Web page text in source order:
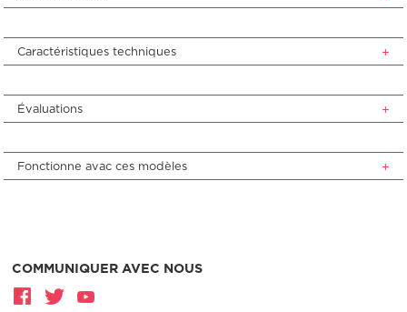
Caractéristiques techniques
Évaluations
Fonctionne avac ces modèles
COMMUNIQUER AVEC NOUS